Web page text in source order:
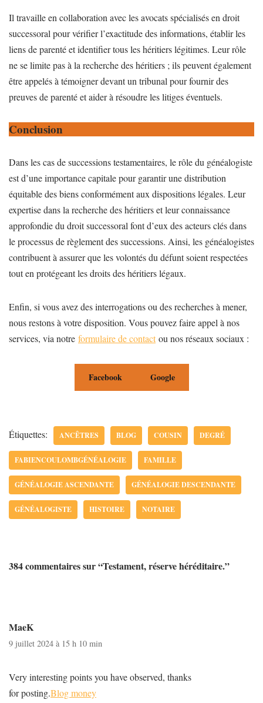
Il travaille en collaboration avec les avocats spécialisés en droit
successoral pour vérifier l’exactitude des informations, établir les
liens de parenté et identifier tous les héritiers légitimes. Leur rôle
ne se limite pas à la recherche des héritiers ; ils peuvent également
être appelés à témoigner devant un tribunal pour fournir des
preuves de parenté et aider à résoudre les litiges éventuels.
Conclusion
Dans les cas de successions testamentaires, le rôle du généalogiste
est d’une importance capitale pour garantir une distribution
équitable des biens conformément aux dispositions légales. Leur
expertise dans la recherche des héritiers et leur connaissance
approfondie du droit successoral font d’eux des acteurs clés dans
le processus de règlement des successions. Ainsi, les généalogistes
contribuent à assurer que les volontés du défunt soient respectées
tout en protégeant les droits des héritiers légaux.
Enfin, si vous avez des interrogations ou des recherches à mener,
nous restons à votre disposition. Vous pouvez faire appel à nos
services, via notre formulaire de contact ou nos réseaux sociaux :
Facebook Google
Étiquettes: ANCÊTRES BLOG COUSIN DEGRÉ
FABIENCOULOMBGÉNÉALOGIE FAMILLE
GÉNÉALOGIE ASCENDANTE GÉNÉALOGIE DESCENDANTE
GÉNÉALOGISTE HISTOIRE NOTAIRE
384 commentaires sur “Testament, réserve héréditaire.”
MaeK
9 juillet 2024 à 15 h 10 min
Very interesting points you have observed, thanks
for posting.Blog money